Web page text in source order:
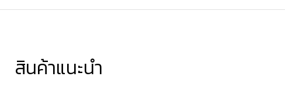
สินค้าแนะนำ